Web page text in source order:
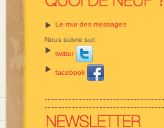
Le mur des messages
Nous suivre sur:
twitter
facebook